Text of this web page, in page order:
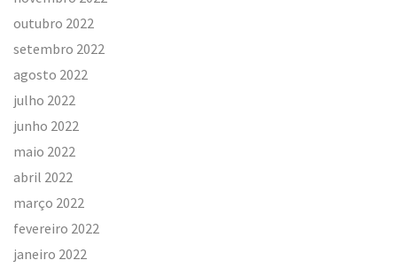
outubro 2022
setembro 2022
agosto 2022
julho 2022
junho 2022
maio 2022
abril 2022
março 2022
fevereiro 2022
janeiro 2022